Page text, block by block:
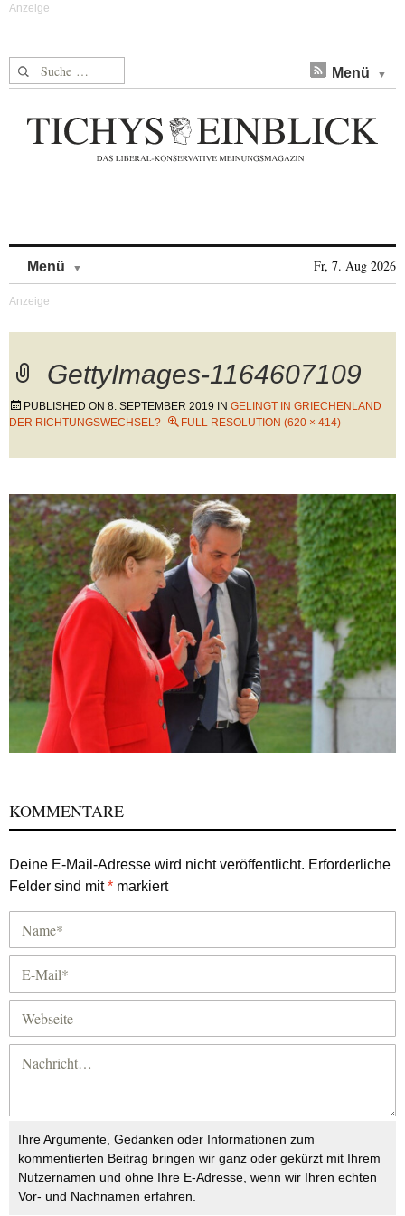
Suche nach: Menü
Menü Fr, 7. Aug 2026
GettyImages-1164607109
PUBLISHED ON 8. SEPTEMBER 2019 IN GELINGT IN GRIECHENLAND
DER RICHTUNGSWECHSEL?
FULL RESOLUTION (620 × 414)
KOMMENTARE
Deine E-Mail-Adresse wird nicht veröffentlicht. Erforderliche
Felder sind mit* markiert
Ihre Argumente, Gedanken oder Informationen zum
kommentierten Beitrag bringen wir ganz oder gekürzt mit Ihrem
Nutzernamen und ohne Ihre E-Adresse, wenn wir Ihren echten
Vor- und Nachnamen erfahren.